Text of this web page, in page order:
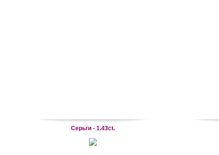
Серьги - 1.43ct.